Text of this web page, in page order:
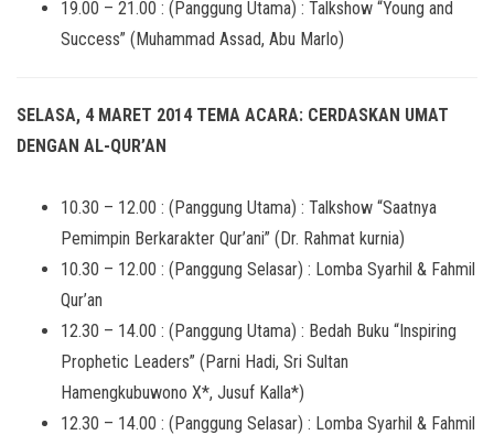
19.00 – 21.00 : (Panggung Utama) : Talkshow “Young and
Success” (Muhammad Assad, Abu Marlo)
SELASA, 4 MARET 2014 TEMA ACARA: CERDASKAN UMAT
DENGAN AL-QUR’AN
10.30 – 12.00 : (Panggung Utama) : Talkshow “Saatnya
Pemimpin Berkarakter Qur’ani” (Dr. Rahmat kurnia)
10.30 – 12.00 : (Panggung Selasar) : Lomba Syarhil & Fahmil
Qur’an
12.30 – 14.00 : (Panggung Utama) : Bedah Buku “Inspiring
Prophetic Leaders” (Parni Hadi, Sri Sultan
Hamengkubuwono X*, Jusuf Kalla*)
12.30 – 14.00 : (Panggung Selasar) : Lomba Syarhil & Fahmil